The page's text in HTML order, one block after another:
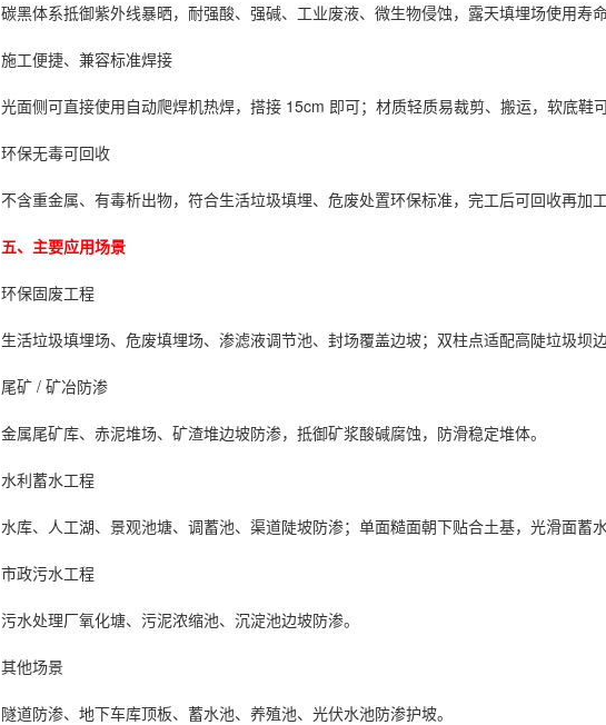
碳黑体系抵御紫外线暴晒，耐强酸、强碱、工业废液、微生物侵蚀，露天填埋场使用寿
施工便捷、兼容标准焊接
光面侧可直接使用自动爬焊机热焊，搭接 15cm 即可；材质轻质易裁剪、搬运，软底鞋
环保无毒可回收
不含重金属、有毒析出物，符合生活垃圾填埋、危废处置环保标准，完工后可回收再加工
五、主要应用场景
环保固废工程
生活垃圾填埋场、危废填埋场、渗滤液调节池、封场覆盖边坡；双柱点适配高陡垃圾坝
尾矿 / 矿冶防渗
金属尾矿库、赤泥堆场、矿渣堆边坡防渗，抵御矿浆酸碱腐蚀，防滑稳定堆体。
水利蓄水工程
水库、人工湖、景观池塘、调蓄池、渠道陡坡防渗；单面糙面朝下贴合土基，光滑面蓄
市政污水工程
污水处理厂氧化塘、污泥浓缩池、沉淀池边坡防渗。
其他场景
隧道防渗、地下车库顶板、蓄水池、养殖池、光伏水池防渗护坡。